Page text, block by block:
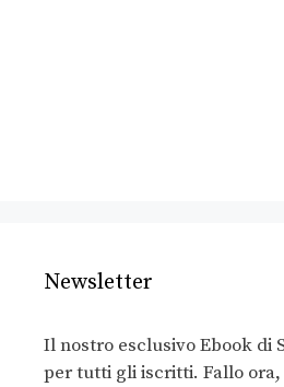
Newsletter
Il nostro esclusivo Ebook di
per tutti gli iscritti. Fallo